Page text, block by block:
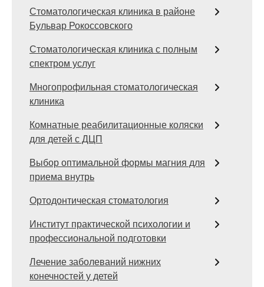
Стоматологическая клиника в районе
Бульвар Рокоссовского
Стоматологическая клиника с полным
спектром услуг
Многопрофильная стоматологическая
клиника
Комнатные реабилитационные коляски
для детей с ДЦП
Выбор оптимальной формы магния для
приема внутрь
Ортодонтическая стоматология
Институт практической психологии и
профессиональной подготовки
Лечение заболеваний нижних
конечностей у детей